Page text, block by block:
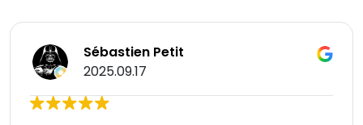
Sébastien Petit
2025.09.17